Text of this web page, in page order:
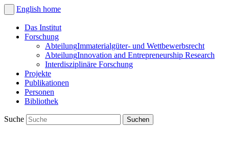
English home
Das Institut
Forschung
AbteilungImmaterialgüter- und Wettbewerbsrecht
AbteilungInnovation and Entrepreneurship Research
Interdisziplinäre Forschung
Projekte
Publikationen
Personen
Bibliothek
Suche